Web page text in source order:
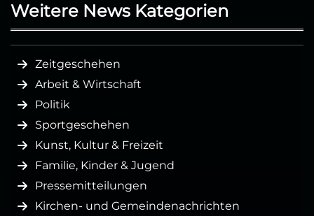
Weitere News Kategorien
Zeitgeschehen
Arbeit & Wirtschaft
Politik
Sportgeschehen
Kunst, Kultur & Freizeit
Familie, Kinder & Jugend
Pressemitteilungen
Kirchen- und Gemeindenachrichten